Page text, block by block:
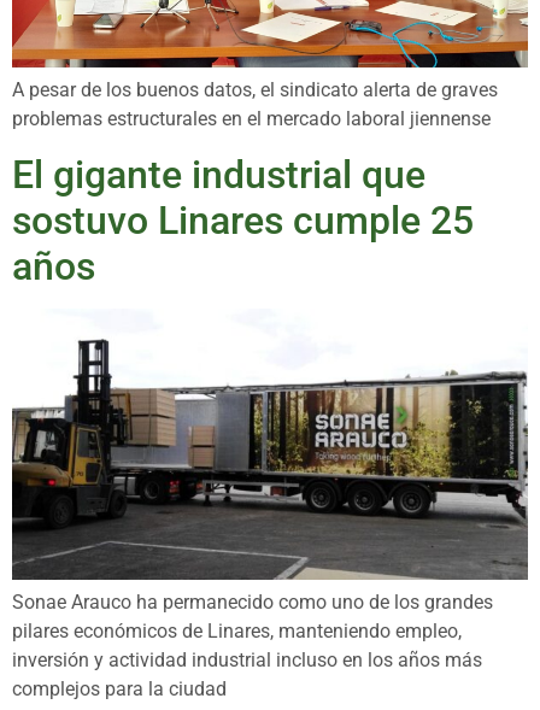
A pesar de los buenos datos, el sindicato alerta de graves
problemas estructurales en el mercado laboral jiennense
El gigante industrial que
sostuvo Linares cumple 25
años
Sonae Arauco ha permanecido como uno de los grandes
pilares económicos de Linares, manteniendo empleo,
inversión y actividad industrial incluso en los años más
complejos para la ciudad